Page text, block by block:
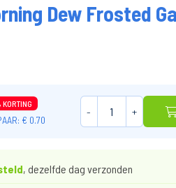
Dew Frosted
€ 0.70
- +
, dezelfde dag verzonden